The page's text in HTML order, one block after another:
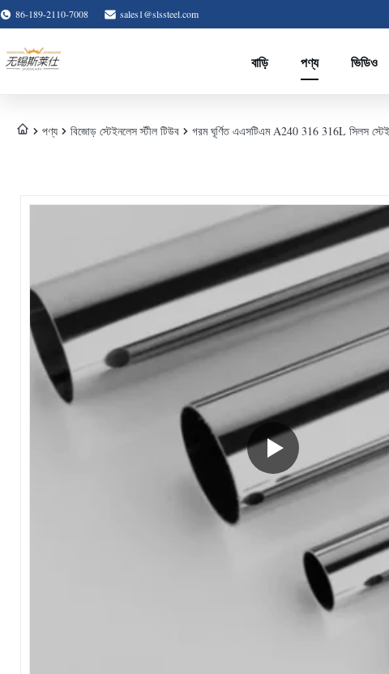
86-189-2110-7008 sales1@slssteel.com
বাড়ি পণ্য ভিডিও
পণ্য বিজোড় স্টেইনলেস স্টীল টিউব গরম ঘূর্ণিত এএসটিএম A240 316 316L সিলস